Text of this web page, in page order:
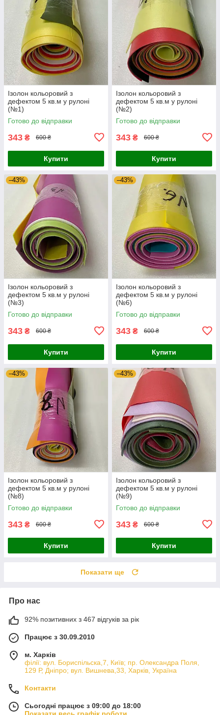
Ізолон кольоровий з
дефектом 5 кв.м у рулоні
(№1)
Готово до відправки
343 ₴ 600 ₴
Купити
Ізолон кольоровий з
дефектом 5 кв.м у рулоні
(№2)
Готово до відправки
343 ₴ 600 ₴
Купити
–43%
Ізолон кольоровий з
дефектом 5 кв.м у рулоні
(№3)
Готово до відправки
343 ₴ 600 ₴
Купити
–43%
Ізолон кольоровий з
дефектом 5 кв.м у рулоні
(№6)
Готово до відправки
343 ₴ 600 ₴
Купити
–43%
Ізолон кольоровий з
дефектом 5 кв.м у рулоні
(№8)
Готово до відправки
343 ₴ 600 ₴
Купити
–43%
Ізолон кольоровий з
дефектом 5 кв.м у рулоні
(№9)
Готово до відправки
343 ₴ 600 ₴
Купити
Показати ще
Про нас
92% позитивних з 467 відгуків за рік
Працює з 30.09.2010
м. Харків
філії: вул. Бориcпільска,7, Київ; пр. Олександра Поля,
129 Р, Дніпро; вул. Вишнева,33, Харків, Україна
Контакти
Сьогодні працює з 09:00 до 18:00